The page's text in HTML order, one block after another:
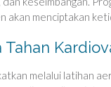
akan menciptakan
melalui latihan